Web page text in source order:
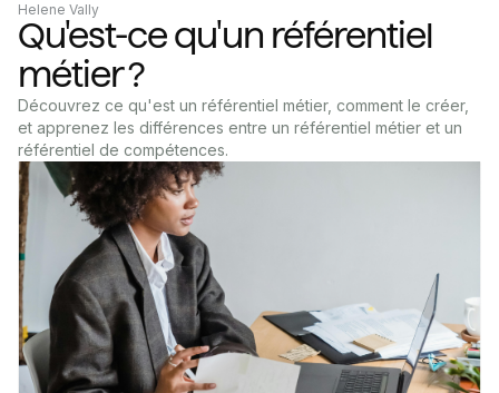
Helene Vally
Qu'est-ce qu'un référentiel
métier ?
Découvrez ce qu'est un référentiel métier, comment le créer,
et apprenez les différences entre un référentiel métier et un
référentiel de compétences.